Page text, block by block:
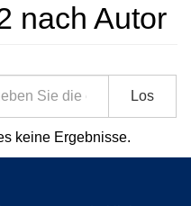
nach Autor
Los
keine Ergebnisse.